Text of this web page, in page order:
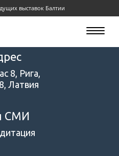
выставок Балтии
Toggle
8, Рига,
Латвия
СМИ